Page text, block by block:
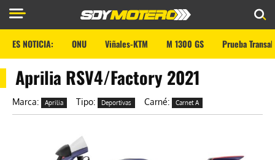
ES NOTICIA: ONU Viñales-KTM M 1300 GS Prueba
Aprilia RSV4/Factory 2021
Marca: Aprilia Tipo: Deportivas Carné: Carnet A